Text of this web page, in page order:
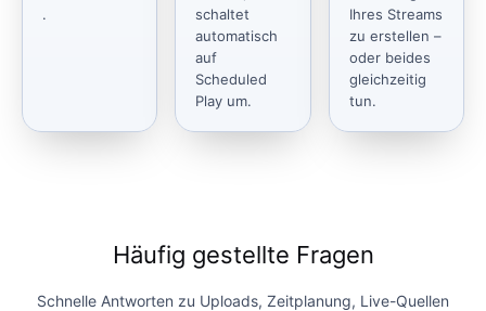
.
schaltet
automatisch
auf
Scheduled
Play um.
Ihres Streams
zu erstellen –
oder beides
gleichzeitig
tun.
Häufig gestellte Fragen
Schnelle Antworten zu Uploads, Zeitplanung, Live-Quellen